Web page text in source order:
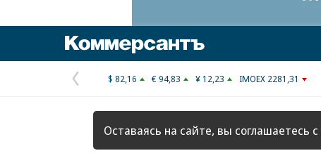
Предыдущая
страница
$ 82,16 € 94,83 ¥ 12,23 IMOEX 2281,31
Оставаясь на сайте, вы соглашаетесь с